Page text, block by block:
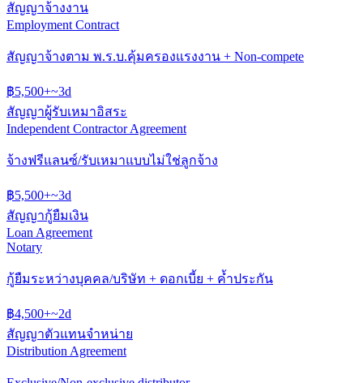
สัญญาจ้างงาน
Employment Contract
สัญญาจ้างตาม พ.ร.บ.คุ้มครองแรงงาน + Non-compete
฿5,500+~3d
สัญญาผู้รับเหมาอิสระ
Independent Contractor Agreement
จ้างฟรีแลนซ์/รับเหมาแบบไม่ใช่ลูกจ้าง
฿5,500+~3d
สัญญากู้ยืมเงิน
Loan Agreement
Notary
กู้ยืมระหว่างบุคคล/บริษัท + ดอกเบี้ย + ค้ำประกัน
฿4,500+~2d
สัญญาตัวแทนจำหน่าย
Distribution Agreement